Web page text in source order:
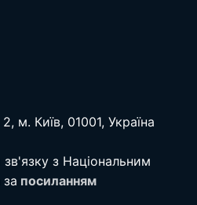
м. Київ, 01001, Україна
з Національним
посиланням